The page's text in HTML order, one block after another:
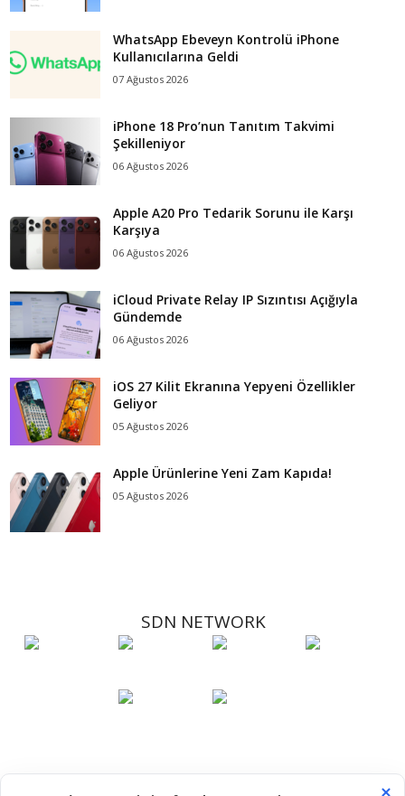
WhatsApp Ebeveyn Kontrolü iPhone
Kullanıcılarına Geldi
07 Ağustos 2026
iPhone 18 Pro’nun Tanıtım Takvimi
Şekilleniyor
06 Ağustos 2026
Apple A20 Pro Tedarik Sorunu ile Karşı
Karşıya
06 Ağustos 2026
iCloud Private Relay IP Sızıntısı Açığıyla
Gündemde
06 Ağustos 2026
iOS 27 Kilit Ekranına Yepyeni Özellikler
Geliyor
05 Ağustos 2026
Apple Ürünlerine Yeni Zam Kapıda!
05 Ağustos 2026
SDN NETWORK